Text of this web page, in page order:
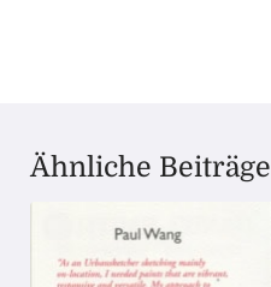
Ähnliche Beiträge